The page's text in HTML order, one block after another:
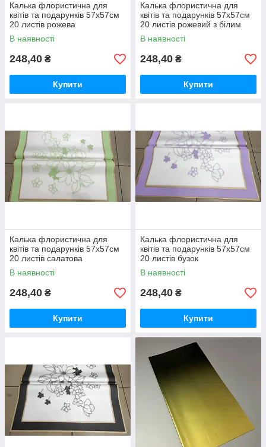
Калька флористична для
квітів та подарунків 57х57см
20 листів рожева
В наявності
248,40 ₴
Купити
Калька флористична для
квітів та подарунків 57х57см
20 листів рожевий з білим
В наявності
248,40 ₴
Купити
Калька флористична для
квітів та подарунків 57х57см
20 листів салатова
В наявності
248,40 ₴
Купити
Калька флористична для
квітів та подарунків 57х57см
20 листів бузок
В наявності
248,40 ₴
Купити